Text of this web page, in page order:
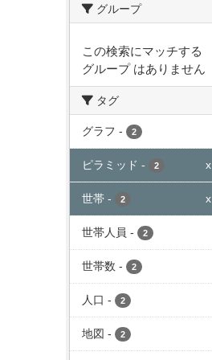
グループ
この検索にマッチする
グループ はありません
タグ
グラフ - 2
ピラミッド - 2 x
世帯 - 2 x
世帯人員 - 2
世帯数 - 2
人口 - 2
地図 - 2